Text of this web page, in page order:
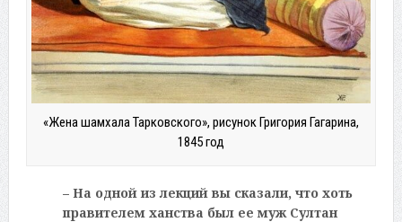
«Жена шамхала Тарковского», рисунок Григория Гагарина,
1845 год
– На одной из лекций вы сказали, что хоть
правителем ханства был ее муж Султан